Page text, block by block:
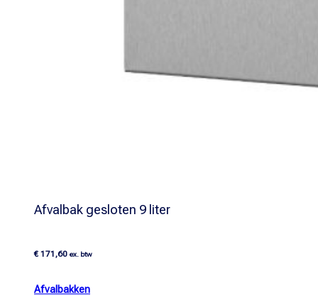
Afvalbak gesloten 9 liter
€ 171,60 ex. btw
Afvalbakken